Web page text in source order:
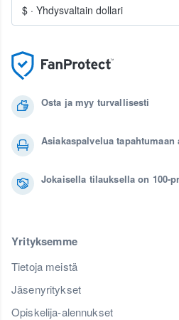
Osta ja myy turvallisesti
Asiakaspalvelua tapahtumaan
Jokaisella tilauksella on 100-
Yrityksemme
Tietoja meistä
Jäsenyritykset
Opiskelija-alennukset
$ · Yhdysvaltain dollari